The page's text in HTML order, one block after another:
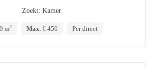
Zoekt: Kamer
9 m2 Max. € 450 Per direct